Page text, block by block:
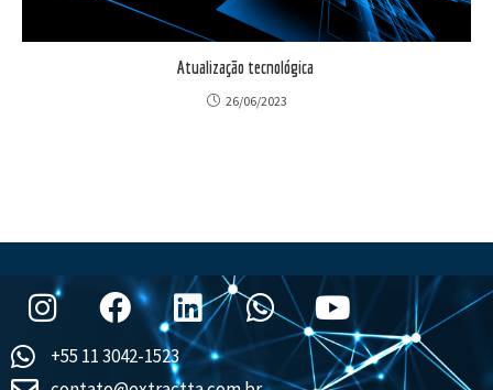
Atualização tecnológica
26/06/2023
+55 11 3042-1523